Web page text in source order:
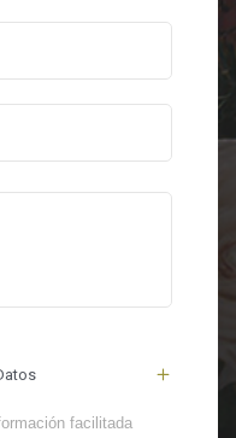
facilitada